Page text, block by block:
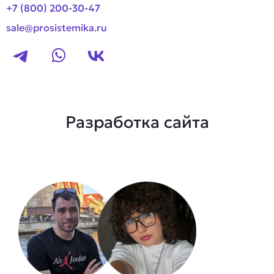
+7 (800) 200-30-47
sale@prosistemika.ru
Разработка сайта